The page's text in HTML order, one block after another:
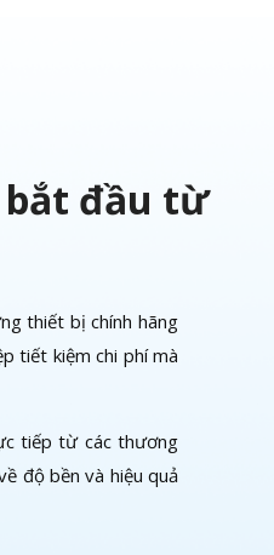
bắt đầu từ
thiết bị chính hãng
tiết kiệm chi phí mà
tiếp từ các thương
độ bền và hiệu quả